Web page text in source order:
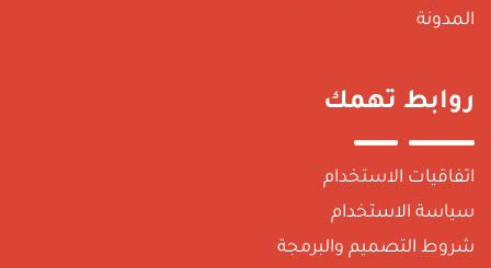
المدونة
روابط تهمك
اتفاقيات الاستخدام
سياسة الاستخدام
شروط التصميم والبرمجة